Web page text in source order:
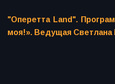
"Оперетта Land".
моя!». Ведущая Светлана